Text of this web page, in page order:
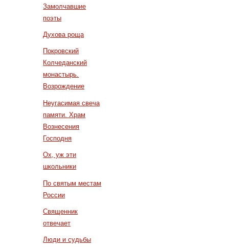
Замолчавшие
поэты
Духова роща
Покровский
Колчеданский
монастырь.
Возрождение
Неугасимая свеча
памяти. Храм
Вознесения
Господня
Ох, уж эти
школьники
По святым местам
России
Священник
отвечает
Люди и судьбы